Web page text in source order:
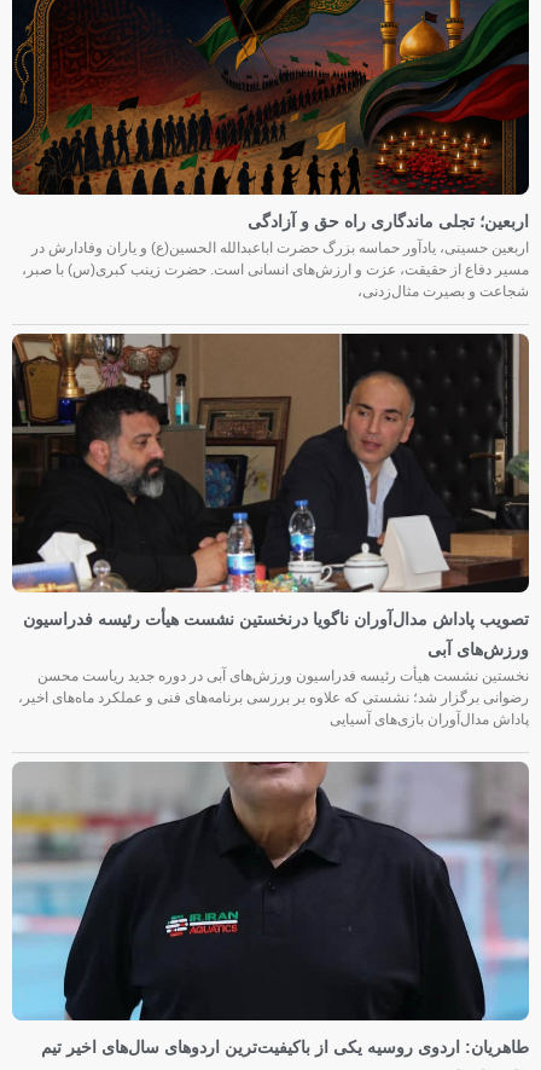
اربعین؛ تجلی ماندگاری راه حق و آزادگی
اربعین حسینی، یادآور حماسه بزرگ حضرت اباعبدالله الحسین(ع) و یاران وفادارش در
مسیر دفاع از حقیقت، عزت و ارزش‌های انسانی است. حضرت زینب کبری(س) با صبر،
شجاعت و بصیرت مثال‌زدنی،
تصویب پاداش مدال‌آوران ناگویا درنخستین نشست هیأت رئیسه فدراسیون
ورزش‌های آبی
نخستین نشست هیأت رئیسه فدراسیون ورزش‌های آبی در دوره جدید ریاست محسن
رضوانی برگزار شد؛ نشستی که علاوه بر بررسی برنامه‌های فنی و عملکرد ماه‌های اخیر،
پاداش مدال‌آوران بازی‌های آسیایی
طاهریان: اردوی روسیه یکی از باکیفیت‌ترین اردوهای سال‌های اخیر تیم